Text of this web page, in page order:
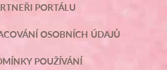
PORTÁLU
OSOBNÍCH ÚDAJŮ
POUŽÍVÁNÍ